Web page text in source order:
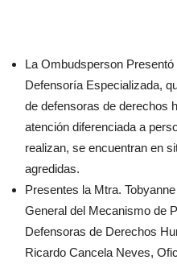
La Ombudsperson
Defensoría Especializada,
de defensoras de derechos
atención diferenciada a
realizan, se encuentran en
agredidas.
Presentes la Mtra.
General del Mecanismo de
Defensoras de Derechos
Ricardo Cancela Neves,